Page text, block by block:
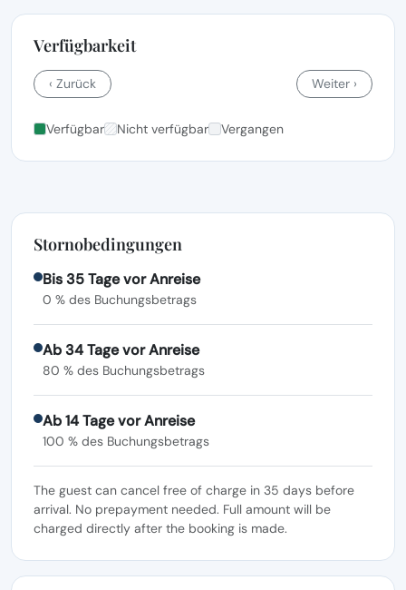
Verfügbarkeit
‹ Zurück Weiter ›
Verfügbar Nicht verfügbar Vergangen
Stornobedingungen
Bis 35 Tage vor Anreise
0 % des Buchungsbetrags
Ab 34 Tage vor Anreise
80 % des Buchungsbetrags
Ab 14 Tage vor Anreise
100 % des Buchungsbetrags
The guest can cancel free of charge in 35 days before
arrival. No prepayment needed. Full amount will be
charged directly after the booking is made.